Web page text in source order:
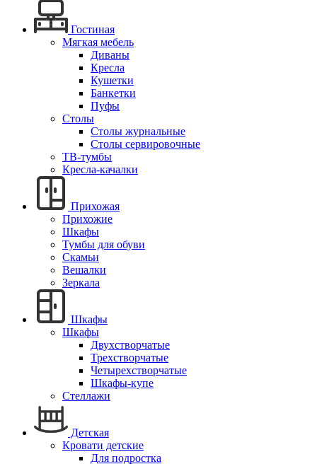
Гостиная
Мягкая мебель
Диваны
Кресла
Кушетки
Банкетки
Пуфы
Столы
Столы журнальные
Столы сервировочные
ТВ-тумбы
Кресла-качалки
Прихожая
Прихожие
Шкафы
Тумбы для обуви
Скамьи
Вешалки
Зеркала
Шкафы
Шкафы
Двухстворчатые
Трехстворчатые
Четырехстворчатые
Шкафы-купе
Стеллажи
Детская
Кровати детские
Для подростка